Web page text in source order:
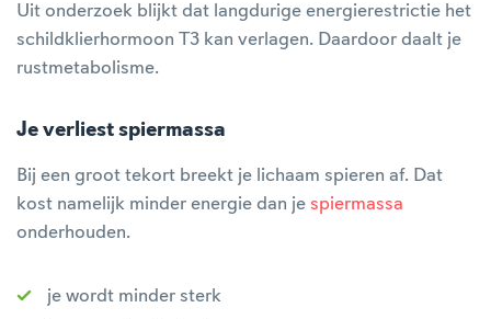
Uit onderzoek blijkt dat langdurige energierestrictie het
schildklierhormoon T3 kan verlagen. Daardoor daalt je
rustmetabolisme.
Je verliest spiermassa
Bij een groot tekort breekt je lichaam spieren af. Dat
kost namelijk minder energie dan je spiermassa
onderhouden.
je wordt minder sterk